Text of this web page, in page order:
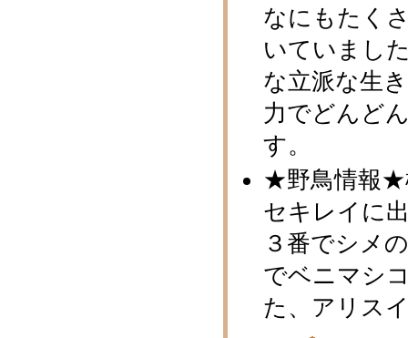
なにもたく
いていまし
な立派な生
力でどんど
す。
★野鳥情報★
セキレイに
３番でシメ
でベニマシ
た、アリス